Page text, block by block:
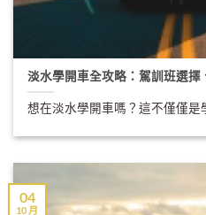
淡水學開車全攻略：駕訓班選
想在淡水學開車嗎？這不僅僅是
04
10 月